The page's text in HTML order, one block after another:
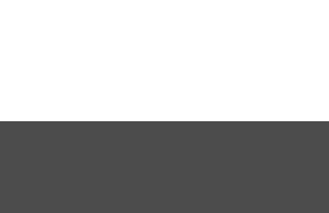
tụng hàng ngày sẽ vô cùng linh ứng với